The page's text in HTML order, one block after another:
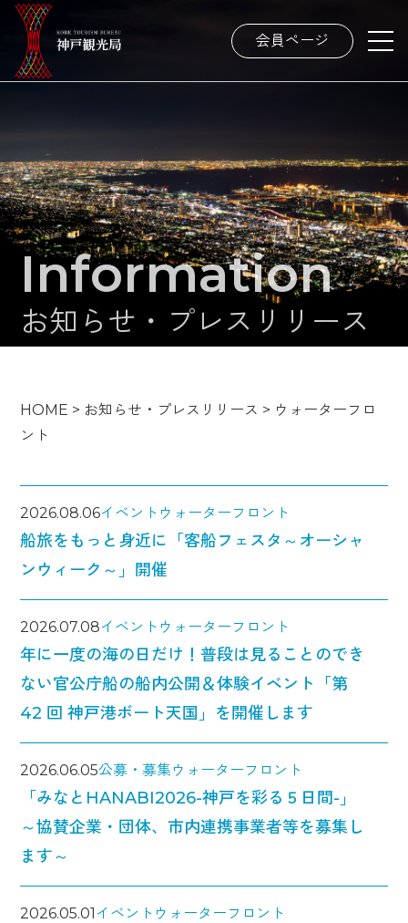
会員ページ
Information
お知らせ・プレスリリース
HOME > お知らせ・プレスリリース > ウォーターフロ
ント
2026.08.06イベント ウォーターフロント
船旅をもっと身近に「客船フェスタ～オーシャ
ンウィーク～」開催
2026.07.08イベント ウォーターフロント
年に一度の海の日だけ！普段は見ることのでき
ない官公庁船の船内公開＆体験イベント「第
42 回 神戸港ボート天国」を開催します
2026.06.05公募・募集ウォーターフロント
「みなとHANABI2026-神戸を彩る５日間-」
～協賛企業・団体、市内連携事業者等を募集し
ます～
2026.05.01イベント ウォーターフロント